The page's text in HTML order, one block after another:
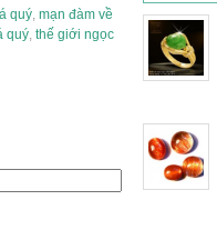
quý, mạn đàm về
quý, thế giới ngọc